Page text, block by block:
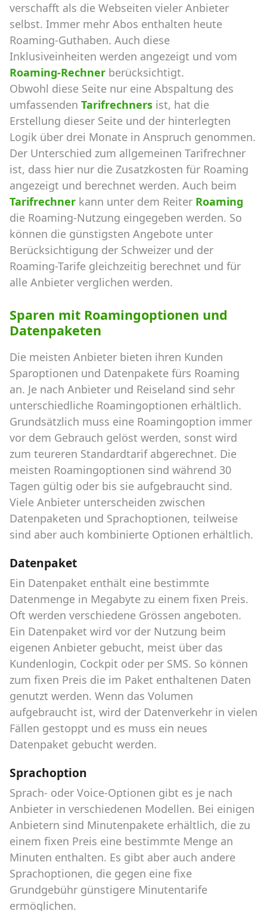
verschafft als die Webseiten vieler Anbieter
selbst. Immer mehr Abos enthalten heute
Roaming-Guthaben. Auch diese
Inklusiveinheiten werden angezeigt und vom
Roaming-Rechner berücksichtigt.
Obwohl diese Seite nur eine Abspaltung des
umfassenden Tarifrechners ist, hat die
Erstellung dieser Seite und der hinterlegten
Logik über drei Monate in Anspruch genommen.
Der Unterschied zum allgemeinen Tarifrechner
ist, dass hier nur die Zusatzkosten für Roaming
angezeigt und berechnet werden. Auch beim
Tarifrechner kann unter dem Reiter Roaming
die Roaming-Nutzung eingegeben werden. So
können die günstigsten Angebote unter
Berücksichtigung der Schweizer und der
Roaming-Tarife gleichzeitig berechnet und für
alle Anbieter verglichen werden.
Sparen mit Roamingoptionen und
Datenpaketen
Die meisten Anbieter bieten ihren Kunden
Sparoptionen und Datenpakete fürs Roaming
an. Je nach Anbieter und Reiseland sind sehr
unterschiedliche Roamingoptionen erhältlich.
Grundsätzlich muss eine Roamingoption immer
vor dem Gebrauch gelöst werden, sonst wird
zum teureren Standardtarif abgerechnet. Die
meisten Roamingoptionen sind während 30
Tagen gültig oder bis sie aufgebraucht sind.
Viele Anbieter unterscheiden zwischen
Datenpaketen und Sprachoptionen, teilweise
sind aber auch kombinierte Optionen erhältlich.
Datenpaket
Ein Datenpaket enthält eine bestimmte
Datenmenge in Megabyte zu einem fixen Preis.
Oft werden verschiedene Grössen angeboten.
Ein Datenpaket wird vor der Nutzung beim
eigenen Anbieter gebucht, meist über das
Kundenlogin, Cockpit oder per SMS. So können
zum fixen Preis die im Paket enthaltenen Daten
genutzt werden. Wenn das Volumen
aufgebraucht ist, wird der Datenverkehr in vielen
Fällen gestoppt und es muss ein neues
Datenpaket gebucht werden.
Sprachoption
Sprach- oder Voice-Optionen gibt es je nach
Anbieter in verschiedenen Modellen. Bei einigen
Anbietern sind Minutenpakete erhältlich, die zu
einem fixen Preis eine bestimmte Menge an
Minuten enthalten. Es gibt aber auch andere
Sprachoptionen, die gegen eine fixe
Grundgebühr günstigere Minutentarife
ermöglichen.